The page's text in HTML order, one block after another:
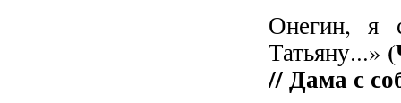
Онегин, я
Татьяну...»
// Дама с